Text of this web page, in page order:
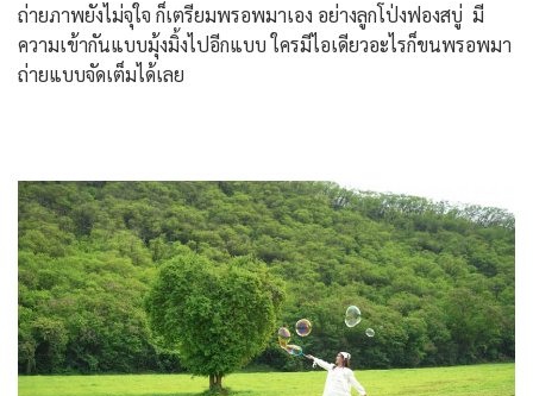
ถ่ายภาพยังไม่จุใจ ก็เตรียมพรอพมาเอง อย่างลูกโป่งฟองสบู่ มี
ความเข้ากันแบบมุ้งมิ้งไปอีกแบบ ใครมีไอเดียวอะไรก็ขนพรอพมา
ถ่ายแบบจัดเต็มได้เลย